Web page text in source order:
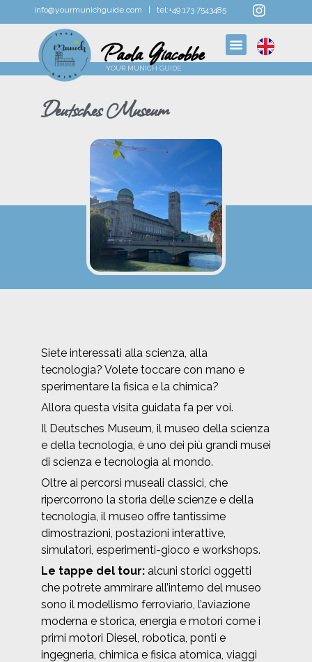
info@yourmunichguide.com | tel:+49 173 7543485
Paola Giacobbe
YOUR MUNICH GUIDE
Deutsches Museum
Siete interessati alla scienza, alla
tecnologia? Volete toccare con mano e
sperimentare la fisica e la chimica?
Allora questa visita guidata fa per voi.
Il Deutsches Museum, il museo della scienza
e della tecnologia, è uno dei più grandi musei
di scienza e tecnologia al mondo.
Oltre ai percorsi museali classici, che
ripercorrono la storia delle scienze e della
tecnologia, il museo offre tantissime
dimostrazioni, postazioni interattive,
simulatori, esperimenti-gioco e workshops.
Le tappe del tour: alcuni storici oggetti
che potrete ammirare all’interno del museo
sono il modellismo ferroviario, l’aviazione
moderna e storica, energia e motori come i
primi motori Diesel, robotica, ponti e
ingegneria, chimica e fisica atomica, viaggi